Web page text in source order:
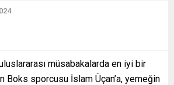
müsabakalarda en iyi bir
sporcusu İslam Üçan’a, yemeğin